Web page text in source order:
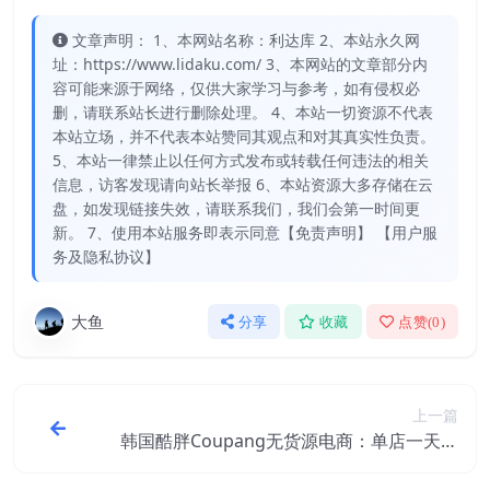
文章声明： 1、本网站名称：利达库 2、本站永久网
址：https://www.lidaku.com/ 3、本网站的文章部分内
容可能来源于网络，仅供大家学习与参考，如有侵权必
删，请联系站长进行删除处理。 4、本站一切资源不代表
本站立场，并不代表本站赞同其观点和对其真实性负责。
5、本站一律禁止以任何方式发布或转载任何违法的相关
信息，访客发现请向站长举报 6、本站资源大多存储在云
盘，如发现链接失效，请联系我们，我们会第一时间更
新。 7、使用本站服务即表示同意【免责声明】 【用户服
务及隐私协议】
大鱼 分享 收藏 点赞(0)
上一篇
韩国酷胖Coupang无货源电商：单店一天利